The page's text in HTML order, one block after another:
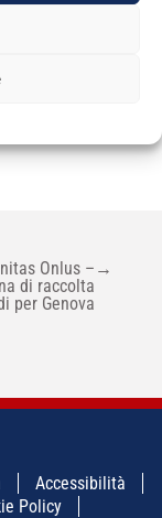
Onlus –
di raccolta
per Genova
→
Accessibilità
Policy